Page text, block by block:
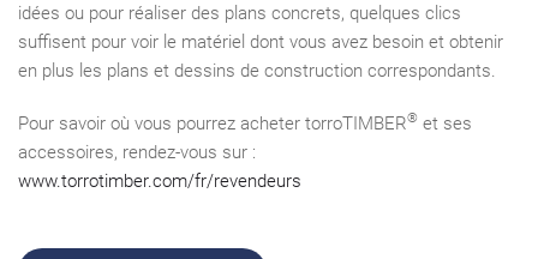
idées ou pour réaliser des plans concrets, quelques clics
suffisent pour voir le matériel dont vous avez besoin et obtenir
en plus les plans et dessins de construction correspondants.
Pour savoir où vous pourrez acheter torroTIMBER® et ses
accessoires, rendez-vous sur :
www.torrotimber.com/fr/revendeurs